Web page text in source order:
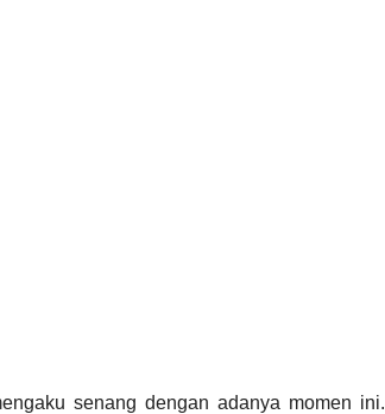
senang dengan adanya momen ini.